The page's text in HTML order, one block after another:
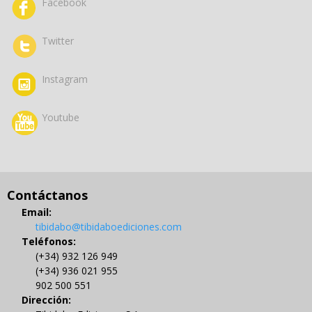
Twitter
Instagram
Youtube
Contáctanos
Email:
tibidabo@tibidaboediciones.com
Teléfonos:
(+34) 932 126 949
(+34) 936 021 955
902 500 551
Dirección: